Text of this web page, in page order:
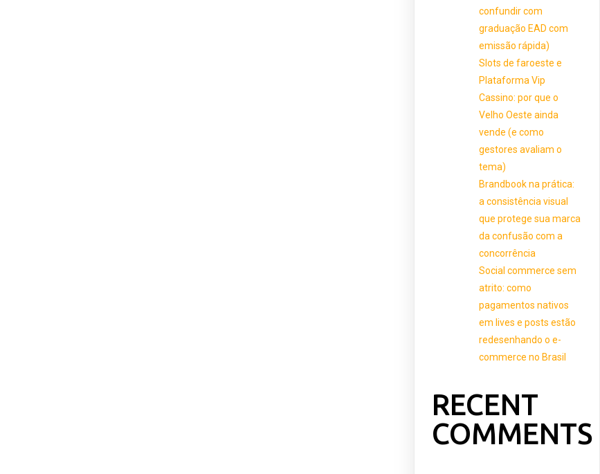
confundir com
graduação EAD com
emissão rápida)
Slots de faroeste e
Plataforma Vip
Cassino: por que o
Velho Oeste ainda
vende (e como
gestores avaliam o
tema)
Brandbook na prática:
a consistência visual
que protege sua marca
da confusão com a
concorrência
Social commerce sem
atrito: como
pagamentos nativos
em lives e posts estão
redesenhando o e-
commerce no Brasil
RECENT
COMMENTS